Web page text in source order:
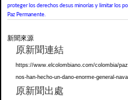
proteger los derechos desus minorías y limitar los
Paz Permanente.
新聞來源
原新聞連結
https://www.elcolombiano.com/colombia/
nos-han-hecho-un-dano-enorme-general-
原新聞出處